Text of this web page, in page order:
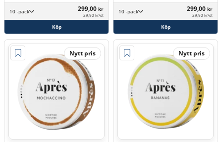
10 -pack 299,00 kr
29,90 kr/st
Köp
10 -pack 299,00 kr
29,90 kr/st
Köp
Nytt pris Nytt pris